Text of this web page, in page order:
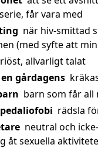
får vara med
när hiv-smittad
(med syfte att
allvarligt talat
gårdagens
barn som får
rädsla
neutral och
åt sexuella